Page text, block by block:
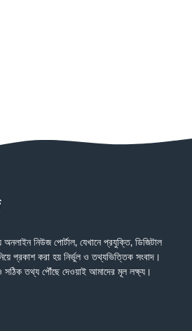
অনলাইন নিউজ পোর্টাল, যেখানে প্রযুক্তি, ডিজিটাল
প্রকাশ করা হয় নির্ভুল ও তথ্যভিত্তিক সংবাদ।
তথ্য পৌঁছে দেওয়াই আমাদের মূল লক্ষ্য।